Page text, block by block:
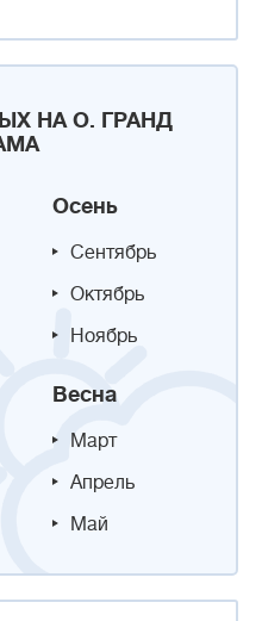
НА О. ГРАНД
Осень
Сентябрь
Октябрь
Ноябрь
Весна
Март
Апрель
Май